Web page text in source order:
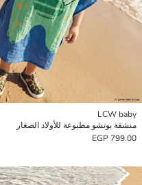
LCW baby
منشفة بونشو مطبوعة للأولاد الصغار
799.00 EGP